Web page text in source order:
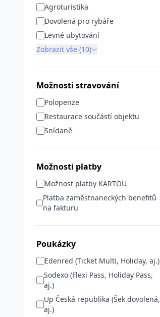
Agroturistika
Dovolená pro rybáře
Levné ubytování
Zobrazit vše (10)
Možnosti stravování
Polopenze
Restaurace součástí objektu
Snídaně
Možnosti platby
Možnost platby KARTOU
Platba zaměstnaneckých benefitů
na fakturu
Poukázky
Edenred (Ticket Multi, Holiday, aj.)
Sodexo (Flexi Pass, Holiday Pass,
aj.)
Up Česká republika (Šek dovolená,
aj.)